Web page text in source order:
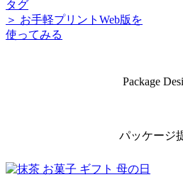
＞ お手軽プリントWeb版を
使ってみる
Package
パッケージ